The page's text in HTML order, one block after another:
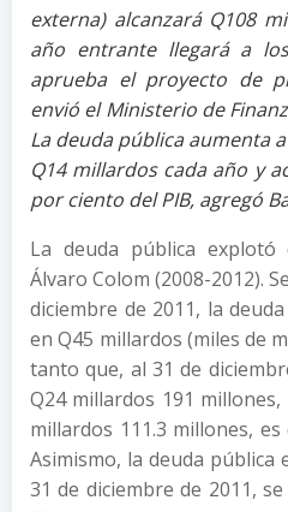
externa) alcanzará Q108
año entrante llegará a
aprueba el proyecto de
envió el Ministerio de
La deuda pública aumenta
Q14 millardos cada año y
por ciento del PIB, agregó
La deuda pública
Álvaro Colom (2008-2012).
diciembre de 2011, la
en Q45 millardos (miles de
tanto que, al 31 de
Q24 millardos 191
millardos 111.3 millones,
Asimismo, la deuda pública
31 de diciembre de 2011,